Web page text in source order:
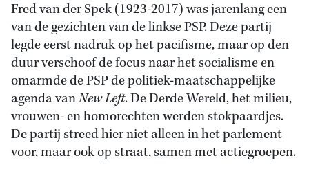
Fred van der Spek (1923-2017) was jarenlang een
van de gezichten van de linkse PSP. Deze partij
legde eerst nadruk op het pacifisme, maar op den
duur verschoof de focus naar het socialisme en
omarmde de PSP de politiek-maatschappelijke
agenda vanNew Left. De Derde Wereld, het milieu,
vrouwen- en homorechten werden stokpaardjes.
De partij streed hier niet alleen in het parlement
voor, maar ook op straat, samen met actiegroepen.